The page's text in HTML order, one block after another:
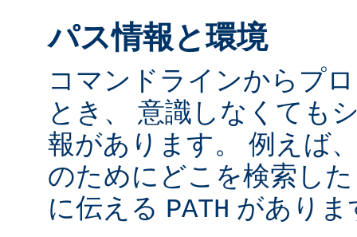
パス情報と環境
コマンドラインからプ
とき、 意識しなくても
報があります。 例えば
のためにどこを検索し
に伝える PATH がありま